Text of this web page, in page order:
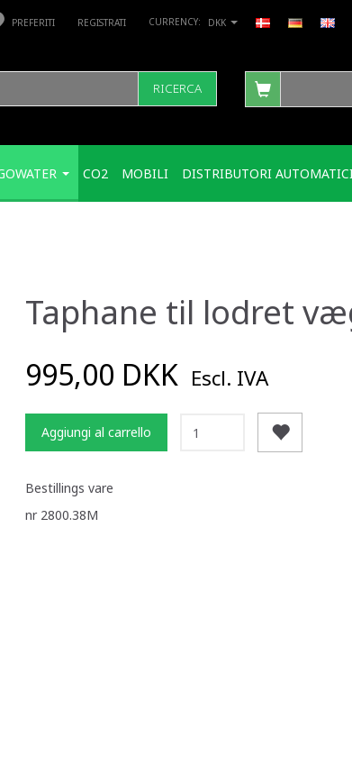
DKK
PREFERITI REGISTRATI
RICERCA
CO2 MOBILI DISTRIBUTORI
Taphane til lodret
995,00 DKK Escl. IVA
Aggiungi al carrello
Bestillings vare
nr 2800.38M